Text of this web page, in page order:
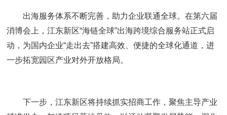
出海服务体系不断完善，助力企业联通全球。在第六届
消博会上，江东新区“海链全球”出海跨境综合服务站正式启
动，为国内企业“走出去”搭建高效、便捷的全球化通道，进
一步拓宽园区产业对外开放格局。
下一步，江东新区将持续抓实招商工作，聚焦主导产业